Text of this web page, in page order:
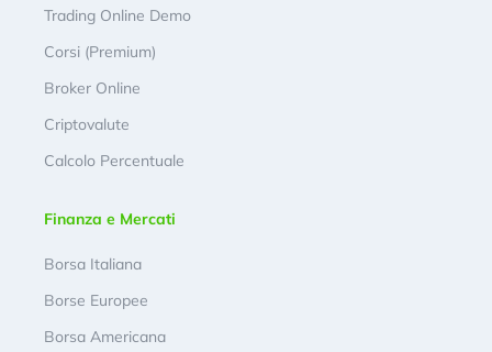
Trading Online Demo
Corsi (Premium)
Broker Online
Criptovalute
Calcolo Percentuale
Finanza e Mercati
Borsa Italiana
Borse Europee
Borsa Americana